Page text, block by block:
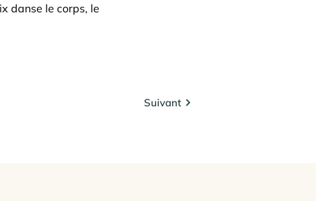
danse le corps, le
Suivant